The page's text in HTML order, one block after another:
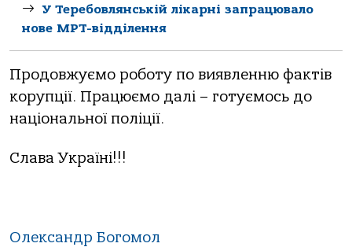
У Теребовлянській лікарні запрацювало
нове МРТ-відділення
Продовжуємо роботу по виявленню фактів
корупції. Працюємо далі – готуємось до
національної поліції.
Слава Україні!!!
Олександр Богомол